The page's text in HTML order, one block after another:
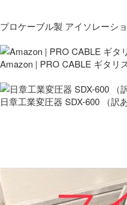
プロケーブル製 アイソレーシ
Amazon | PRO CABLE ギタリ
日章工業変圧器 SDX-600 （訳